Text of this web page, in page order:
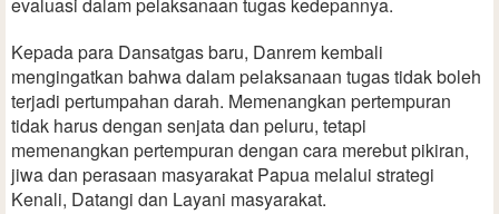
Kepada para Dansatgas baru, Danrem kembali
mengingatkan bahwa dalam pelaksanaan tugas tidak boleh
terjadi pertumpahan darah. Memenangkan pertempuran
tidak harus dengan senjata dan peluru, tetapi
memenangkan pertempuran dengan cara merebut pikiran,
jiwa dan perasaan masyarakat Papua melalui strategi
Kenali, Datangi dan Layani masyarakat.